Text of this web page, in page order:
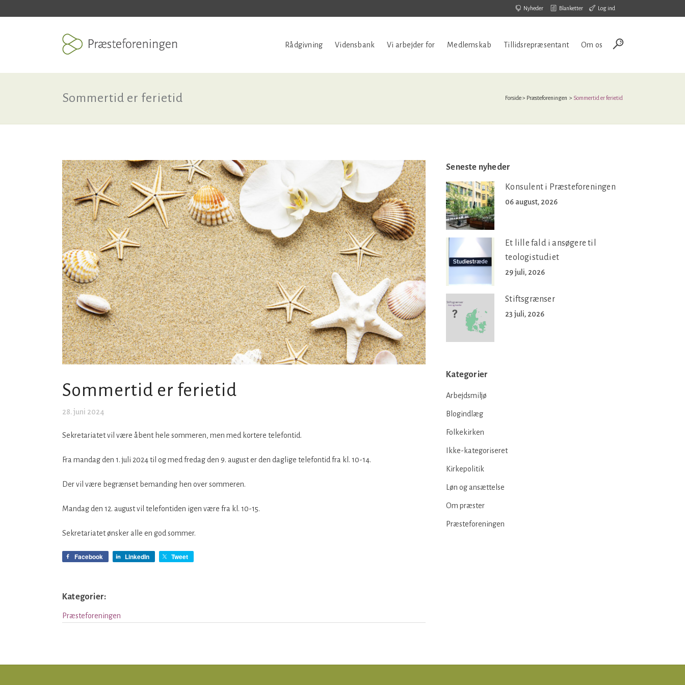
Nyheder Blanketter Log ind
Rådgivning Vidensbank Vi arbejder for Medlemskab Tillidsrepræsentant Om os
Sommertid er ferietid Forside> Præsteforeningen > Sommertid er ferietid
Sommertid er ferietid
28. juni 2024
Sekretariatet vil være åbent hele sommeren, men med kortere telefontid.
Fra mandag den 1. juli 2024 til og med fredag den 9. august er den daglige telefontid fra kl. 10-14.
Der vil være begrænset bemanding hen over sommeren.
Mandag den 12. august vil telefontiden igen være fra kl. 10-15.
Sekretariatet ønsker alle en god sommer.
Facebook LinkedIn Tweet
Kategorier:
Præsteforeningen
Seneste nyheder
Konsulent i Præsteforeningen
06 august, 2026
Et lille fald i ansøgere til
teologistudiet
29 juli, 2026
Stiftsgrænser
23 juli, 2026
Kategorier
Arbejdsmiljø
Blogindlæg
Folkekirken
Ikke-kategoriseret
Kirkepolitik
Løn og ansættelse
Om præster
Præsteforeningen